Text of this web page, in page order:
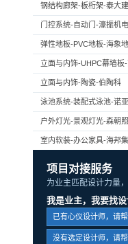
钢结构廊架-板桁架-泰大
门控系统-自动门-濠振机电
弹性地板-PVC地板-海象
立面与内饰-UHPC幕墙板
立面与内饰-陶瓷-伯陶科
泳池系统-装配式泳池-诺亚
户外灯光-景观灯光-森朝
室内软装-办公家具-海邦
项目对接服务
为业主匹配设计力量
我是业主，我要找
已有心仪设计师，请
没有选定设计师，请